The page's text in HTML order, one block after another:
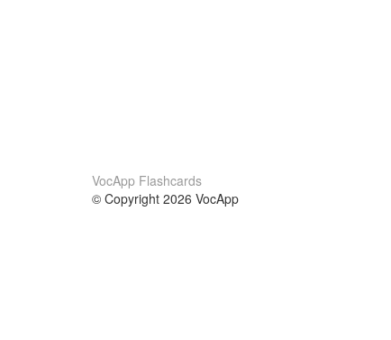
VocApp Flashcards
© Copyright 2026 VocApp